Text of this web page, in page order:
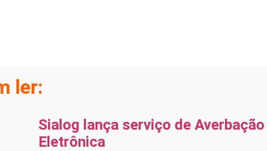
ler:
Sialog lança serviço de Averbação
Eletrônica